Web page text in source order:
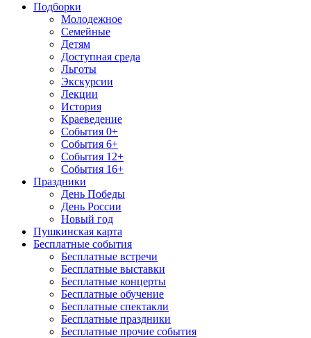
Подборки
Молодежное
Семейные
Детям
Доступная среда
Льготы
Экскурсии
Лекции
История
Краеведение
События 0+
События 6+
События 12+
События 16+
Праздники
День Победы
День России
Новый год
Пушкинская карта
Бесплатные события
Бесплатные встречи
Бесплатные выставки
Бесплатные концерты
Бесплатные обучение
Бесплатные спектакли
Бесплатные праздники
Бесплатные прочие события